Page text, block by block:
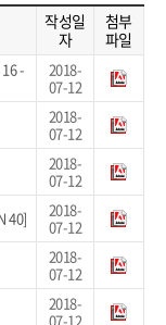
작성일
자
첨부
파일
-
2018-
07-12
2018-
07-12
2018-
07-12
40]
2018-
07-12
2018-
07-12
2018-
07-12